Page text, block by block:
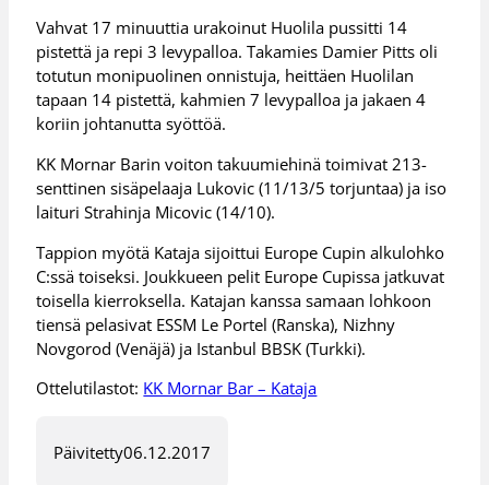
Vahvat 17 minuuttia urakoinut Huolila pussitti 14
pistettä ja repi 3 levypalloa. Takamies Damier Pitts oli
totutun monipuolinen onnistuja, heittäen Huolilan
tapaan 14 pistettä, kahmien 7 levypalloa ja jakaen 4
koriin johtanutta syöttöä.
KK Mornar Barin voiton takuumiehinä toimivat 213-
senttinen sisäpelaaja Lukovic (11/13/5 torjuntaa) ja iso
laituri Strahinja Micovic (14/10).
Tappion myötä Kataja sijoittui Europe Cupin alkulohko
C:ssä toiseksi. Joukkueen pelit Europe Cupissa jatkuvat
toisella kierroksella. Katajan kanssa samaan lohkoon
tiensä pelasivat ESSM Le Portel (Ranska), Nizhny
Novgorod (Venäjä) ja Istanbul BBSK (Turkki).
Ottelutilastot: KK Mornar Bar – Kataja
Päivitetty06.12.2017